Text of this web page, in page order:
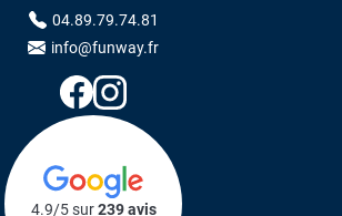
04.89.79.74.81
info@funway.fr
4.9/5 sur239 avis